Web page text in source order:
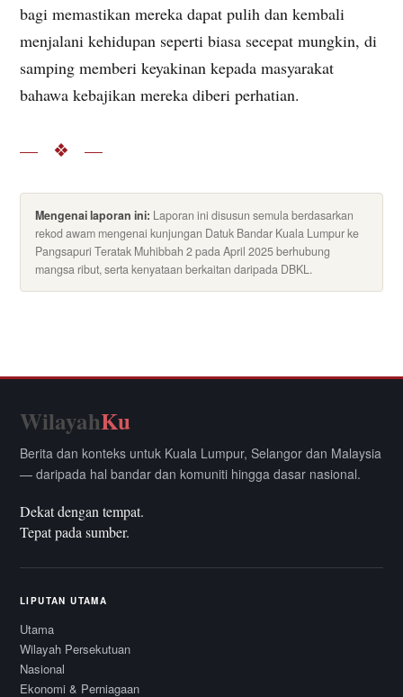
bagi memastikan mereka dapat pulih dan kembali
menjalani kehidupan seperti biasa secepat mungkin, di
samping memberi keyakinan kepada masyarakat
bahawa kebajikan mereka diberi perhatian.
— ❖ —
Mengenai laporan ini: Laporan ini disusun semula berdasarkan
rekod awam mengenai kunjungan Datuk Bandar Kuala Lumpur ke
Pangsapuri Teratak Muhibbah 2 pada April 2025 berhubung
mangsa ribut, serta kenyataan berkaitan daripada DBKL.
WilayahKu
Berita dan konteks untuk Kuala Lumpur, Selangor dan Malaysia
— daripada hal bandar dan komuniti hingga dasar nasional.
Dekat dengan tempat.
Tepat pada sumber.
LIPUTAN UTAMA
Utama
Wilayah Persekutuan
Nasional
Ekonomi & Perniagaan